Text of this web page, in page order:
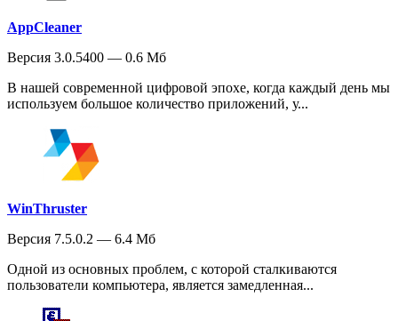
AppCleaner
Версия 3.0.5400 — 0.6 Мб
В нашей современной цифровой эпохе, когда каждый день мы
используем большое количество приложений, у...
WinThruster
Версия 7.5.0.2 — 6.4 Мб
Одной из основных проблем, с которой сталкиваются
пользователи компьютера, является замедленная...